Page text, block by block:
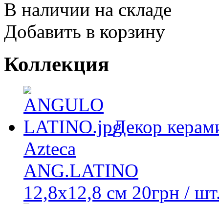
В наличии на складе
Добавить в корзину
Коллекция
Декор
Azteca
ANG.LATINO
12,8x12,8 см 20грн /